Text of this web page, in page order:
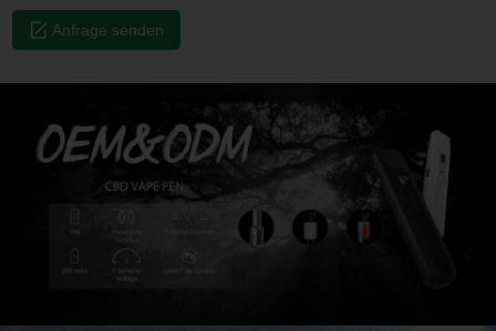
Anfrage senden